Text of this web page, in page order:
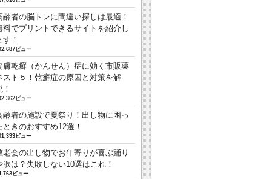
齢者の脳トレに間違い探しは最適！
料でプリントできるサイトを紹介し
す！
ビュー
膚乾癬（かんせん）症に効く市販薬
スト５！乾癬症の原因と対策を解
！
ビュー
齢者の施設で夏祭り！出し物に困っ
ときのおすすめ12選！
ビュー
老会の出し物でお年寄りが喜ぶ踊り
歌は？失敗しない10選はこれ！
ビュー